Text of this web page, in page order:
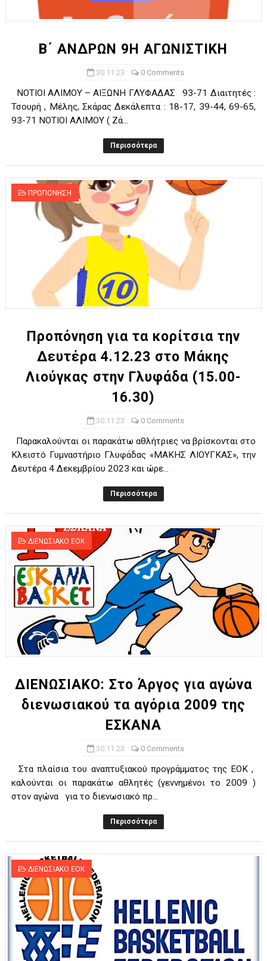
ΧΡΟΝΙΑ ΠΟΛΛΑ ΣΤΟ ΕΛΛΗΝΙΚΟ ΜΠΑΣΚΕΤ : 39Η ΕΠΕΤΕΙΟΣ ΑΠΟ
Ο δρόμος για τον 29ο τελικό κυπέλλου ανδρών ΕΣΚΑΝΑ
U21: Τεράστια πρόκριση για τον Πανελευσινιακό στον
Γ΄ανδρών play offs : "Σκληρό" καρύδι η Φιλία Περάματος
Play off B εφήβων Β φάση Στο f4 ΑΕ Ρέντη, Πέρα , Ερμής
Β΄ ΑΝΔΡΩΝ 9Η ΑΓΩΝΙΣΤΙΚΗ
30.11.23 0 Comments
ΝΟΤΙΟΙ ΑΛΙΜΟΥ – ΑΙΞΩΝΗ ΓΛΥΦΑΔΑΣ 93-71 Διαιτητές :
Τσουρή , Μέλης, Σκάρας Δεκάλεπτα : 18-17, 39-44, 69-65,
93-71 ΝΟΤΙΟΙ ΑΛΙΜΟΥ ( Ζά...
Περισσότερα
ΠΡΟΠΟΝΗΣΗ
Προπόνηση για τα κορίτσια την
Δευτέρα 4.12.23 στο Μάκης
Λιούγκας στην Γλυφάδα (15.00-
16.30)
30.11.23 0 Comments
Παρακαλούνται οι παρακάτω αθλήτριες να βρίσκονται στο
Κλειστό Γυμναστήριο Γλυφάδας «ΜΑΚΗΣ ΛΙΟΥΓΚΑΣ», την
Δευτέρα 4 Δεκεμβρίου 2023 και ώρε...
Περισσότερα
ΔΙΕΝΩΣΙΑΚΟ ΕΟΚ
ΔΙΕΝΩΣΙΑΚΟ: Στο Άργος για αγώνα
διενωσιακού τα αγόρια 2009 της
ΕΣΚΑΝΑ
30.11.23 0 Comments
Στα πλαίσια του αναπτυξιακού προγράμματος της ΕΟΚ ,
καλούνται οι παρακάτω αθλητές (γεννημένοι το 2009 )
στον αγώνα για το διενωσιακό πρ...
Περισσότερα
ΔΙΕΝΩΣΙΑΚΟ ΕΟΚ